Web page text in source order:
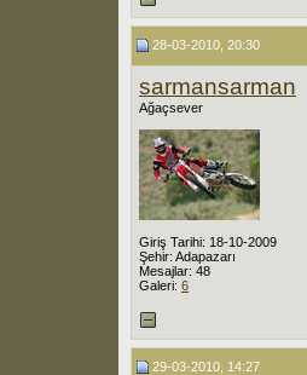
28-03-2010, 20:30
sarmansarman
Ağaçsever
Giriş Tarihi: 18-10-2009
Şehir: Adapazarı
Mesajlar: 48
Galeri: 6
29-03-2010, 14:27